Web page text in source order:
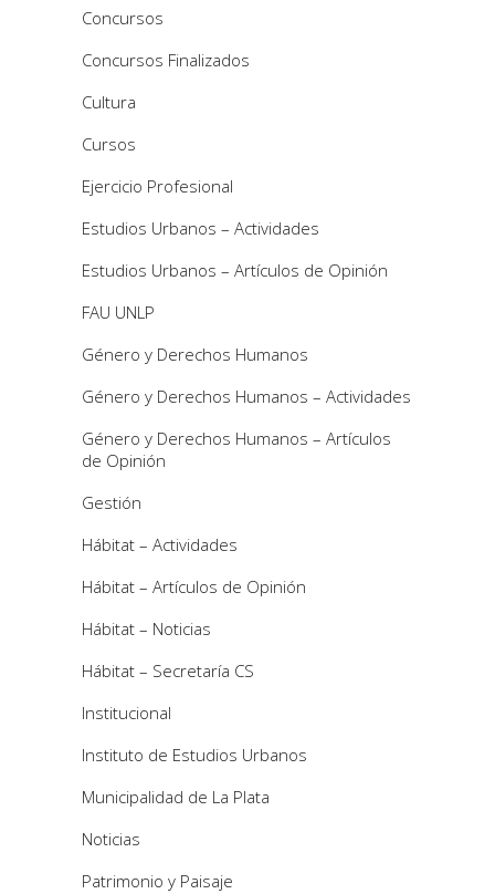
Concursos
Concursos Finalizados
Cultura
Cursos
Ejercicio Profesional
Estudios Urbanos – Actividades
Estudios Urbanos – Artículos de Opinión
FAU UNLP
Género y Derechos Humanos
Género y Derechos Humanos – Actividades
Género y Derechos Humanos – Artículos
de Opinión
Gestión
Hábitat – Actividades
Hábitat – Artículos de Opinión
Hábitat – Noticias
Hábitat – Secretaría CS
Institucional
Instituto de Estudios Urbanos
Municipalidad de La Plata
Noticias
Patrimonio y Paisaje